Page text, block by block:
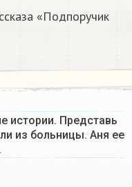
«Подпоручик
истории. Представь
из больницы. Аня ее